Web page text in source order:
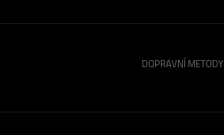
DOPRAVNÍ METODY